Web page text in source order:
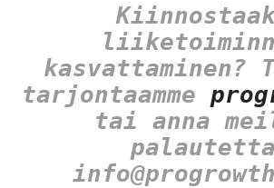
kasvattaminen?
tarjontaamme
tai anna
palautetta